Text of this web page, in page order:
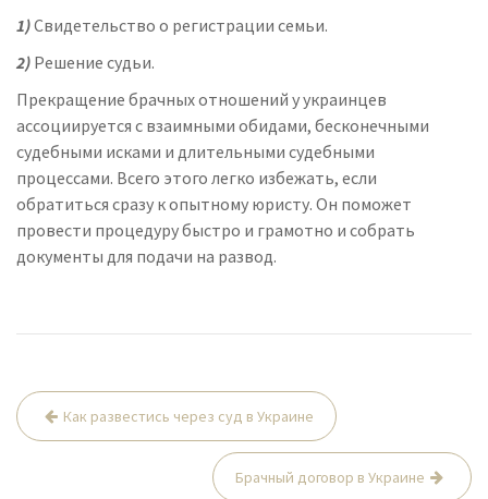
1)Свидетельство о регистрации семьи.
2) Решение судьи.
Прекращение брачных отношений у украинцев
ассоциируется с взаимными обидами, бесконечными
судебными исками и длительными судебными
процессами. Всего этого легко избежать, если
обратиться сразу к опытному юристу. Он поможет
провести процедуру быстро и грамотно и собрать
документы для подачи на развод.
Н
Как развестись через суд в Украине
Брачный договор в Украине